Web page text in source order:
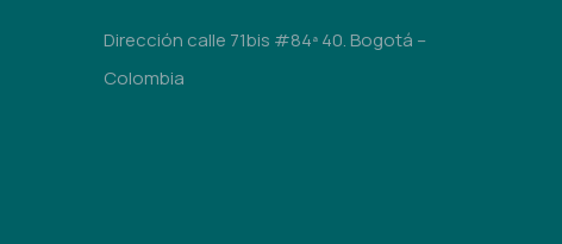
Dirección calle 71bis #84ª 40. Bogotá –
Colombia